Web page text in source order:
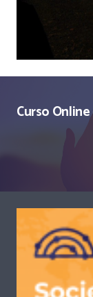
Curso